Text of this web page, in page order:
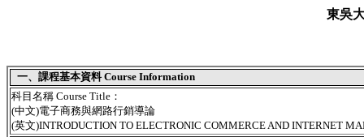
東吳
一、課程基本資料 Course Information
科目名稱 Course Title：
(中文)電子商務與網路行銷導論
(英文)INTRODUCTION TO ELECTRONIC COMMERCE AND INTERNET